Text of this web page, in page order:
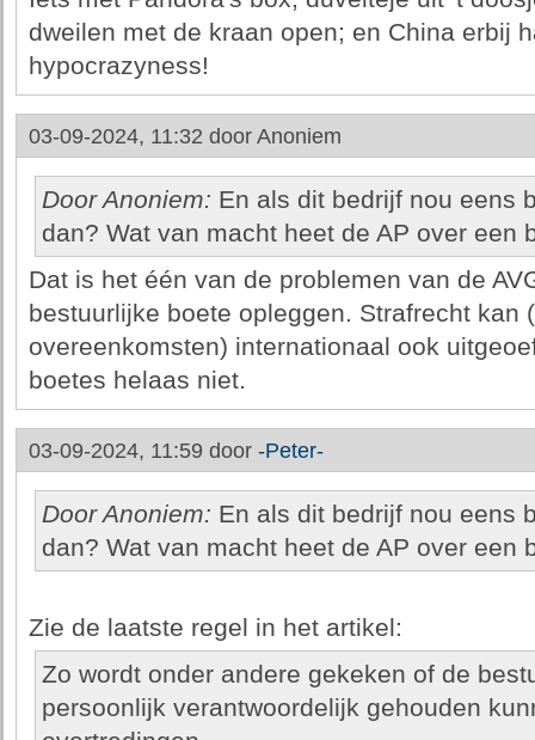
dweilen met de kraan open; en China erbij
hypocrazyness!
03-09-2024, 11:32 door Anoniem
Door Anoniem: En als dit bedrijf nou eens
dan? Wat van macht heet de AP over een
Dat is het één van de problemen van de
bestuurlijke boete opleggen. Strafrecht kan
overeenkomsten) internationaal ook
boetes helaas niet.
03-09-2024, 11:59 door -Peter-
Door Anoniem: En als dit bedrijf nou eens
dan? Wat van macht heet de AP over een
Zie de laatste regel in het artikel:
Zo wordt onder andere gekeken of de
persoonlijk verantwoordelijk gehouden